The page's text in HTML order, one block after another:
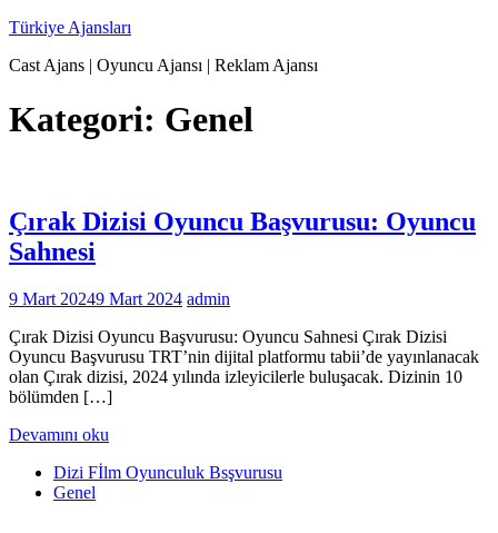
İçeriğe
Türkiye Ajansları
Cast Ajans | Oyuncu Ajansı | Reklam Ajansı
Kategori: Genel
Çırak Dizisi Oyuncu Başvurusu: Oyuncu
Sahnesi
9 Mart 20249 Mart 2024 admin
Çırak Dizisi Oyuncu Başvurusu: Oyuncu Sahnesi Çırak Dizisi
Oyuncu Başvurusu TRT’nin dijital platformu tabii’de yayınlanacak
olan Çırak dizisi, 2024 yılında izleyicilerle buluşacak. Dizinin 10
bölümden […]
Devamını oku
Dizi Fİlm Oyunculuk Bsşvurusu
Genel